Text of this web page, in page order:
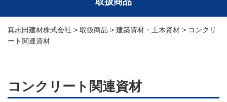
真志田建材株式会社 > 取扱商品 > 建築資材・土木資材 > コンクリ
ート関連資材
コンクリート関連資材